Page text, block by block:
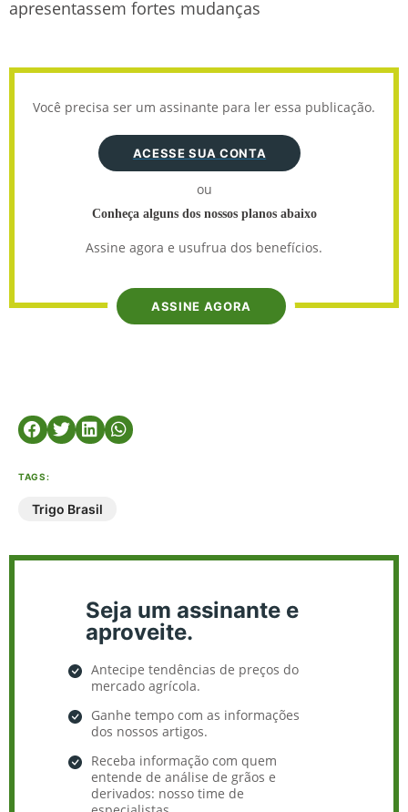
apresentassem fortes mudanças
Você precisa ser um assinante para ler essa publicação.
ACESSE SUA CONTA
ou
Conheça alguns dos nossos planos abaixo
Assine agora e usufrua dos benefícios.
ASSINE AGORA
TAGS:
Trigo Brasil
Seja um assinante e
aproveite.
Antecipe tendências de preços do
mercado agrícola.
Ganhe tempo com as informações
dos nossos artigos.
Receba informação com quem
entende de análise de grãos e
derivados: nosso time de